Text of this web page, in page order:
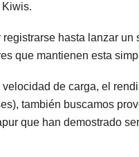
Kiwis.
hasta lanzar
que mantienen esta
de carga, el
también buscamos
que han demostrado